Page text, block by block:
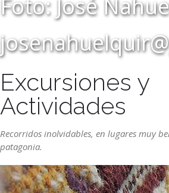
Foto: José
Excursiones y
Actividades
Recorridos inolvidables, en lugares muy
patagonia.